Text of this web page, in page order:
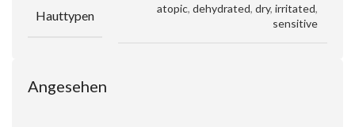
Hauttypen atopic, dehydrated, dry, irritated,
sensitive
Angesehen